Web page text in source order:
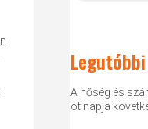
A hőség és
öt napja